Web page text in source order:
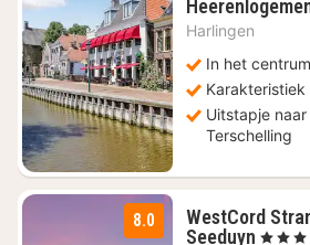
Harlingen
In het centrum
Uitstapje
Terschelling
8.0
WestCord
Seeduyn 1
, 4